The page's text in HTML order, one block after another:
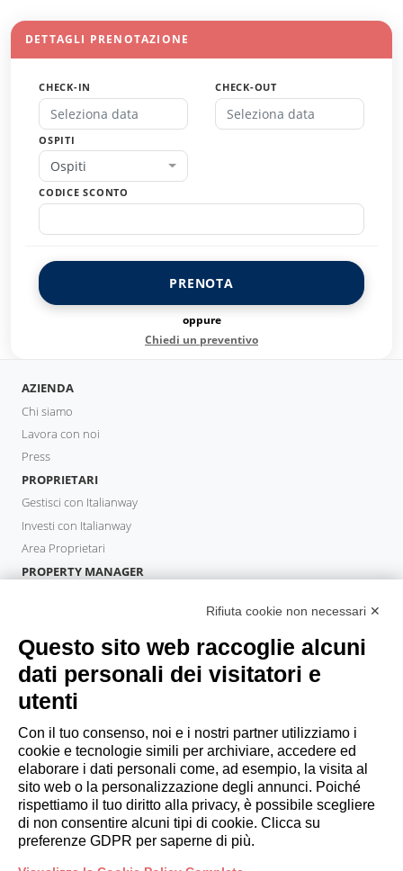
DETTAGLI PRENOTAZIONE
CHECK-IN CHECK-OUT
OSPITI
Ospiti
CODICE SCONTO
PRENOTA
oppure
Chiedi un preventivo
AZIENDA
Chi siamo
Lavora con noi
Press
PROPRIETARI
Gestisci con Italianway
Investi con Italianway
Area Proprietari
PROPERTY MANAGER
OSPITI
Prenota un soggiorno
Soggiorni lunghi
Esperienze per gli ospiti
Sconti per gli ospiti
Convenzioni per Aziende
booking@italianway.house
+390286882952
Rifiuta cookie non necessari ✕
Questo sito web raccoglie alcuni
dati personali dei visitatori e
utenti
Con il tuo consenso, noi e i nostri partner utilizziamo i
cookie e tecnologie simili per archiviare, accedere ed
elaborare i dati personali come, ad esempio, la visita al
sito web o la personalizzazione degli annunci. Poiché
rispettiamo il tuo diritto alla privacy, è possibile scegliere
di non consentire alcuni tipi di cookie. Clicca su
preferenze GDPR per saperne di più.